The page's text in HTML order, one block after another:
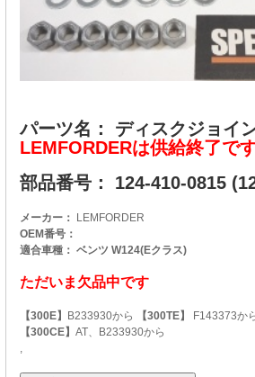
パーツ名： ディスクジョ
LEMFORDERは供給終了です
部品番号： 124-410-0815
メーカー：
LEMFORDER
OEM番号：
適合車種： ベンツ W124(Eクラス)
ただいま欠品中です
【300E】 B233930から 【300TE】 F143373か
【300CE】 AT、B233930から
,